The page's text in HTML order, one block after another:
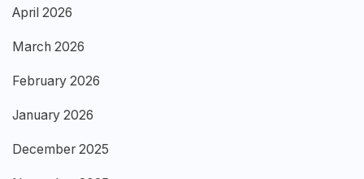
April 2026
March 2026
February 2026
January 2026
December 2025